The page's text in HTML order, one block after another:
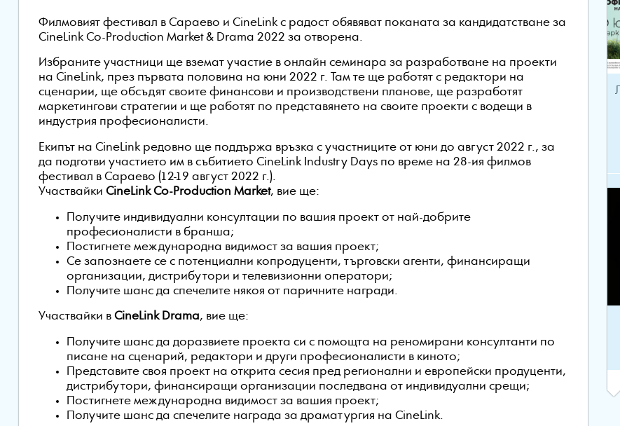
Филмовият фестивал в Сараево и CineLink с радост обявяват поканата за кандидатстване за
CineLink Co-Production Market & Drama 2022 за отворена.
Избраните участници ще вземат участие в онлайн семинара за разработване на проекти
на CineLink, през първата половина на юни 2022 г. Там те ще работят с редактори на
сценарии, ще обсъдят своите финансови и производствени планове, ще разработят
маркетингови стратегии и ще работят по представянето на своите проекти с водещи в
индустрия професионалисти.
Екипът на CineLink редовно ще поддържа връзка с участниците от юни до август 2022 г., за
да подготви участието им в събитието CineLink Industry Days по време на 28-ия филмов
фестивал в Сараево (12-19 август 2022 г.).
Участвайки CineLink Co-Production Market, вие ще:
Получите индивидуални консултации по вашия проект от най-добрите
професионалисти в бранша;
Постигнете международна видимост за вашия проект;
Се запознаете се с потенциални копродуценти, търговски агенти, финансиращи
организации, дистрибутори и телевизионни оператори;
Получите шанс да спечелите някоя от паричните награди.
Участвайки вCineLink Drama, вие ще:
Получите шанс да доразвиете проекта си с помощта на реномирани консултанти по
писане на сценарий, редактори и други професионалисти в киното;
Представите своя проект на открита сесия пред регионални и европейски продуценти,
дистрибутори, финансиращи организации последвана от индивидуални срещи;
Постигнете международна видимост за вашия проект;
Получите шанс да спечелите награда за драматургия на CineLink.